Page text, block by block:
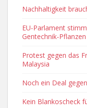
Nachhaltigkeit
EU-Parlament
Gentechnik-Pflanzen
Protest gegen das
Malaysia
Noch ein Deal
Kein Blankoscheck